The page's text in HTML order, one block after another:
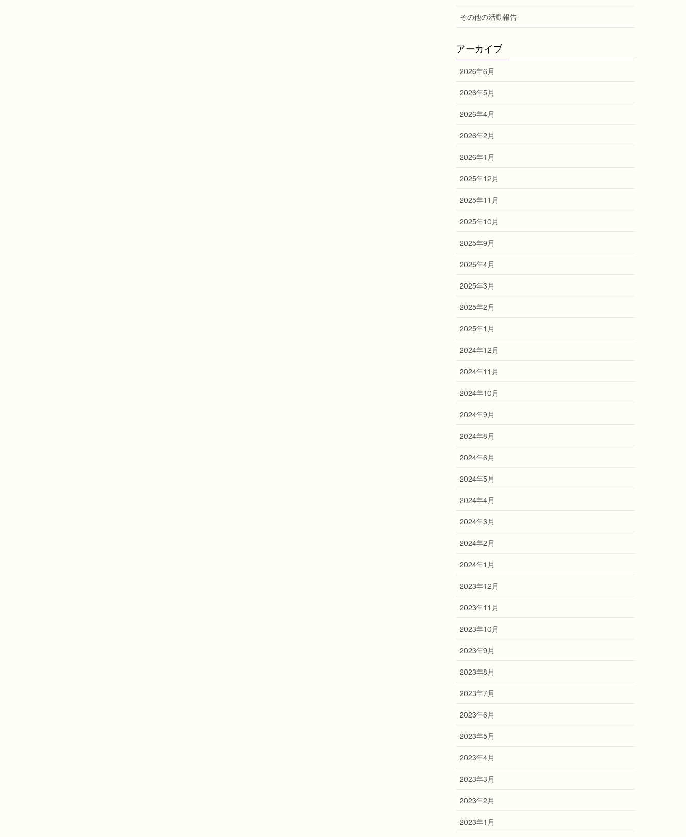
その他の活動報告
アーカイブ
2026年6月
2026年5月
2026年4月
2026年2月
2026年1月
2025年12月
2025年11月
2025年10月
2025年9月
2025年4月
2025年3月
2025年2月
2025年1月
2024年12月
2024年11月
2024年10月
2024年9月
2024年8月
2024年6月
2024年5月
2024年4月
2024年3月
2024年2月
2024年1月
2023年12月
2023年11月
2023年10月
2023年9月
2023年8月
2023年7月
2023年6月
2023年5月
2023年4月
2023年3月
2023年2月
2023年1月